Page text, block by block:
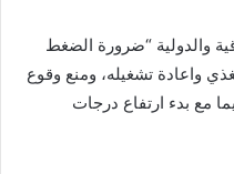
والدولية “ضرورة الضغط
واعادة تشغيله، ومنع وقوع
مع بدء ارتفاع درجات